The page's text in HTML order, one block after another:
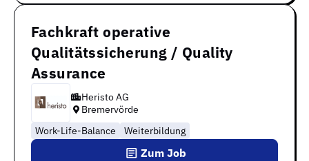
Fachkraft operative
Qualitätssicherung / Quality
Assurance
Heristo AG
Bremervörde
Work-Life-Balance
Weiterbildung
Zum Job